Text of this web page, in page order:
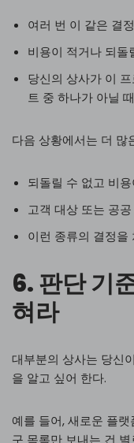
여러 번 이 같은 결
비용이 적거나 되돌
당신의 상사가 이
트 중 하나가 아닐
다음 상황에서는 더 많
되돌릴 수 없고 비
고객 대상 또는 공
이런 종류의 결정을
6. 판단 기
혀라
대부분의 상사는 당신
을 알고 싶어 한다.
예를 들어, 새로운 플
구 목록만 보내는 건